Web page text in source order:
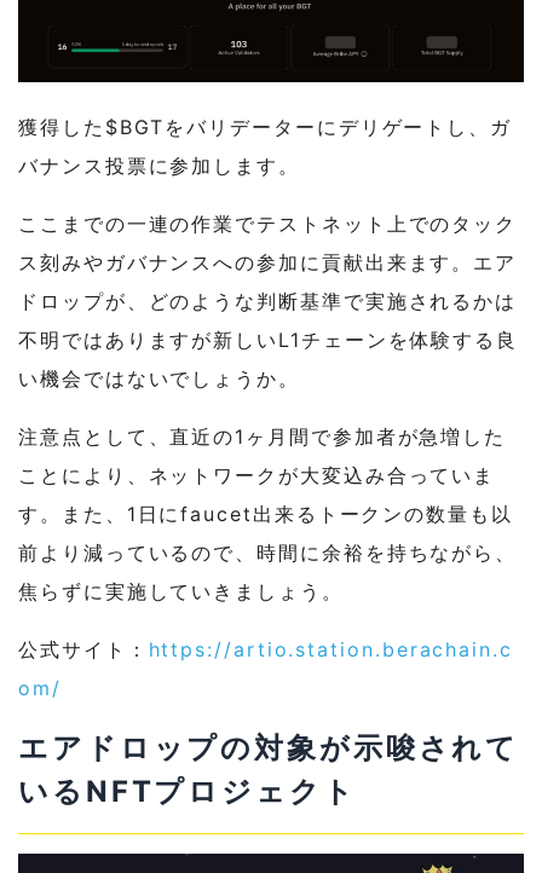
獲得した$BGTをバリデーターにデリゲートし、ガ
バナンス投票に参加します。
ここまでの一連の作業でテストネット上でのタック
ス刻みやガバナンスへの参加に貢献出来ます。エア
ドロップが、どのような判断基準で実施されるかは
不明ではありますが新しいL1チェーンを体験する良
い機会ではないでしょうか。
注意点として、直近の1ヶ月間で参加者が急増した
ことにより、ネットワークが大変込み合っていま
す。また、1日にfaucet出来るトークンの数量も以
前より減っているので、時間に余裕を持ちながら、
焦らずに実施していきましょう。
公式サイト： https://artio.station.berachain.c
om/
エアドロップの対象が示唆されて
いるNFTプロジェクト